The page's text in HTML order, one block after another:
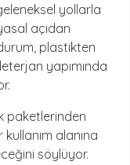
yollarla
açıdan
plastikten
yapımında
paketlerinden
alanına
söylüyor.